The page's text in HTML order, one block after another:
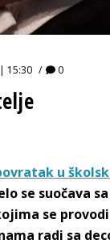
15:30 0
u
se suočava
se
radi sa